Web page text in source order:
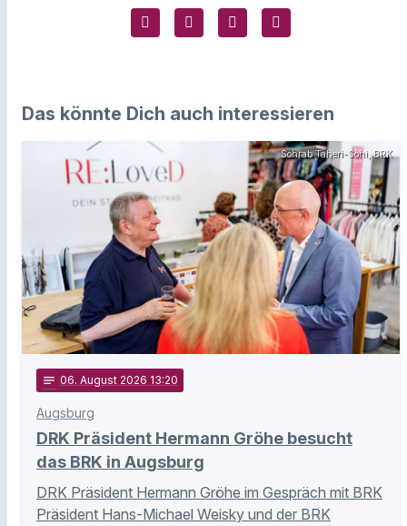
Das könnte Dich auch interessieren
Sohrab Taheri-Sohi, BRK
notes 06. August 2026 13:20
Augsburg
DRK Präsident Hermann Gröhe besucht
das BRK in Augsburg
DRK Präsident Hermann Gröhe im Gespräch mit BRK
Präsident Hans-Michael Weisky und der BRK